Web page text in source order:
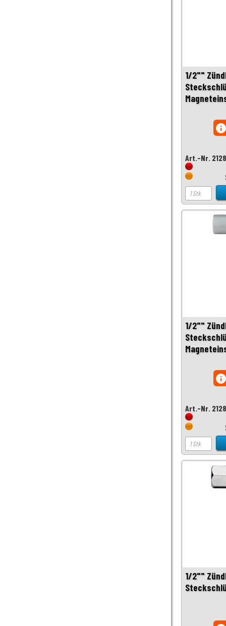
1/2""
Art.-Nr.
1/2""
Art.-Nr.
1/2""